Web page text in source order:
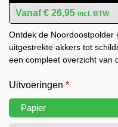
€ 26,95 incl. BTW
Ontdek de Noordoostpolder
uitgestrekte akkers tot
een compleet overzicht van
Uitvoeringen *
Papier